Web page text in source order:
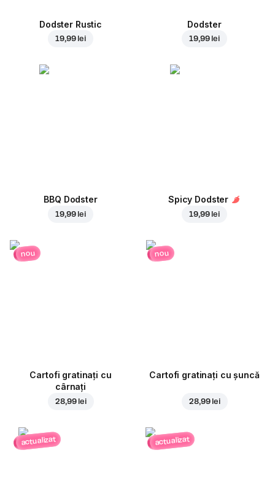
Dodster Rustic
19,99 lei
Dodster
19,99 lei
BBQ Dodster
19,99 lei
Spicy Dodster
19,99 lei
nou
Cartofi gratinați cu
cârnați
28,99 lei
nou
Cartofi gratinați cu șuncă
28,99 lei
actualizat actualizat